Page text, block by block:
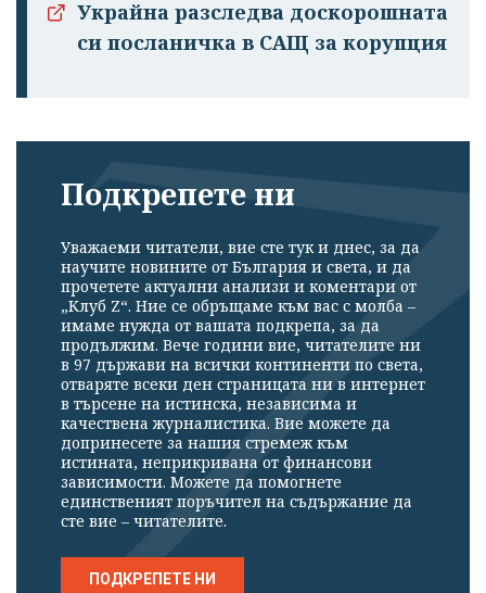
Украйна разследва доскорошната
си посланичка в САЩ за корупция
Подкрепете ни
Уважаеми читатели, вие сте тук и днес, за да
научите новините от България и света, и да
прочетете актуални анализи и коментари от
„Клуб Z“. Ние се обръщаме към вас с молба –
имаме нужда от вашата подкрепа, за да
продължим. Вече години вие, читателите ни
в 97 държави на всички континенти по света,
отваряте всеки ден страницата ни в интернет
в търсене на истинска, независима и
качествена журналистика. Вие можете да
допринесете за нашия стремеж към
истината, неприкривана от финансови
зависимости. Можете да помогнете
единственият поръчител на съдържание да
сте вие – читателите.
ПОДКРЕПЕТЕ НИ